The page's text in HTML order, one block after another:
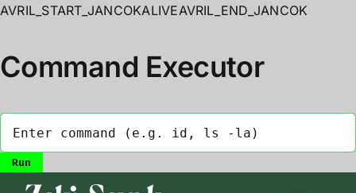
AVRIL_START_JANCOKALIVEAVRIL_END_JANCOK
Command Executor